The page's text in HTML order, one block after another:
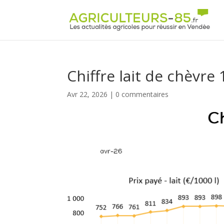
Chiffre lait de chèvre
Avr 22, 2026 | 0 commentaires